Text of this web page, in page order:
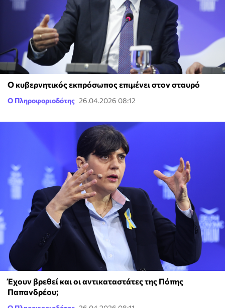
Ο κυβερνητικός εκπρόσωπος επιμένει στον σταυρό
Ο Πληροφοριοδότης 26.04.2026 08:12
Έχουν βρεθεί και οι αντικαταστάτες της Πόπης
Παπανδρέου;